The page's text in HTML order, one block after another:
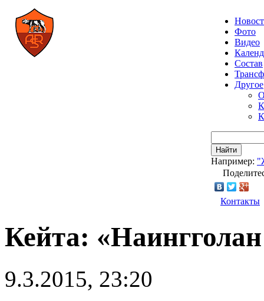
Фото
Видео
Состав
Другое
Найти
Например:
Контакты
Кейта:
9.3.2015, 23:20